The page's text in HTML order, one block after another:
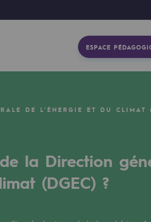
ESPACE
DE L’ÉNERGIE ET DU CLIMAT
la Direction
(DGEC) ?